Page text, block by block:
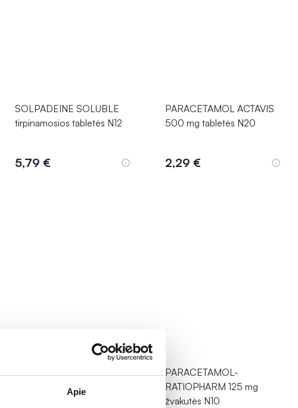
Apie
SOLPADEINE SOLUBLE
tirpinamosios tabletės N12
5,79 €
PARACETAMOL ACTAVIS
500 mg tabletės N20
2,29 €
DOLMEN 25 mg geriamasis
tirpalas paketėlyje N10
PARACETAMOL-
RATIOPHARM 125 mg
žvakutės N10